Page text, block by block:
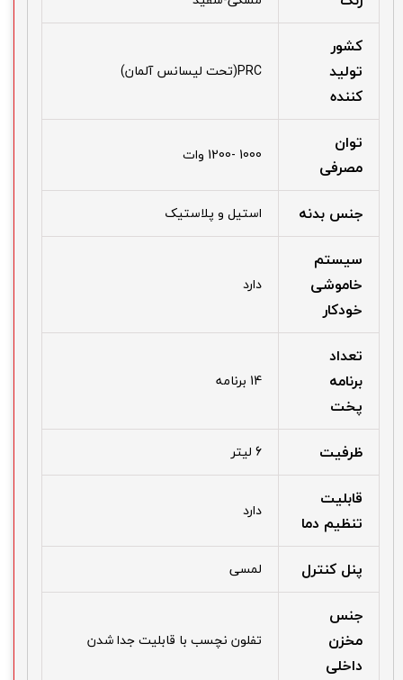
کشور
تولید
کننده
PRC(تحت لیسانس آلمان)
توان
مصرفی
1000 -1200 وات
جنس بدنه استیل و پلاستیک
سیستم
خاموشی
خودکار
دارد
تعداد
برنامه
پخت
14 برنامه
ظرفیت 6 لیتر
قابلیت
تنظیم دما
دارد
پنل کنترل لمسی
جنس
مخزن
داخلی
تفلون نچسب با قابلیت جدا شدن